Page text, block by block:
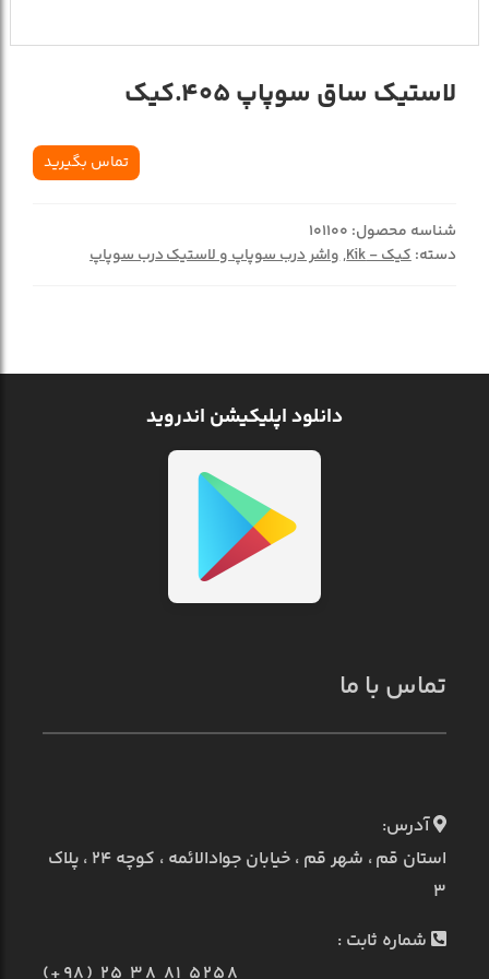
لاستيک ساق سوپاپ 405.کيک
تماس بگیرید
شناسه محصول: 101100
دسته:کیک - Kik ,واشر درب سوپاپ و لاستیک درب سوپاپ
دانلود اپلیکیشن اندروید
تماس با ما
آدرس:
استان قم ، شهر قم ، خیابان جوادالائمه ، کوچه ۲۴ ، پلاک
۳
شماره ثابت :